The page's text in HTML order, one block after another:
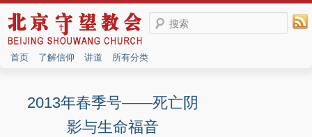
搜索
首页 了解信仰 讲道 所有分类
2013年春季号——死亡阴
影与生命福音